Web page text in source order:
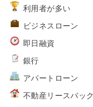
利用者が多い
ビジネスローン
即日融資
銀行
アパートローン
不動産リースバック